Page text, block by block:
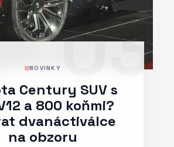
03
NOVINKY
Century SUV s
a 800 koňmi?
dvanáctiválce
na obzoru